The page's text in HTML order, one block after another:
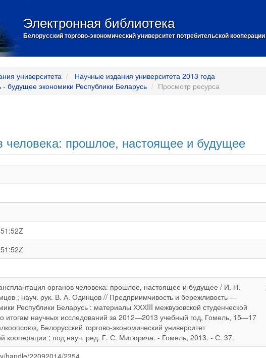
Электронная библиотека
Белорусский торгово-экономический университет потребительской кооперации
университета
Научные издания университета 2013 года
будущее экономики Республики Беларусь
Просмотр ресурса
человека: прошлое, настоящее и будущее
органов человека: прошлое, настоящее и будущее / И. Н.
; науч. рук. В. А. Одинцов // Предприимчивость и бережливость —
Республики Беларусь : материалы ХХХIII межвузовской студенческой
итогам научных исследований за 2012—2013 учебный год, Гомель, 15—17
Белорусский торгово-экономический университет
кооперации ; под науч. ред. Г. С. Митюрича. - Гомель, 2013. - С. 37.
handle/22092014/2354